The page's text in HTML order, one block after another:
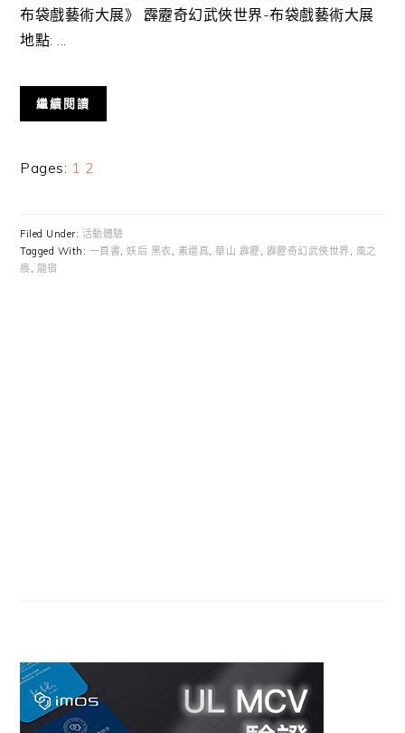
布袋戲藝術大展》 霹靂奇幻武俠世界-布袋戲藝術大展
地點: ...
繼續閱讀
Pages: Page
1 Page
2
Filed Under: 活動體驗
Tagged With: 一頁書,妖后 黑衣 , 素還真,華山 霹靂 , 霹靂奇幻武俠世界, 風之
痕, 龍宿